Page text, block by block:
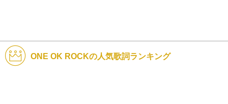
ONE OK ROCKの人気歌詞ランキング